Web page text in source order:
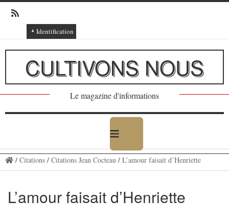
Identification
Connexion
Connexion via Facebook
Inscription
Ajout texte ou poème
CULTIVONS NOUS
Le magazine d'informations
/ Citations/ Citations Jean Cocteau/ L’amour faisait d’Henriette
L’amour faisait d’Henriette